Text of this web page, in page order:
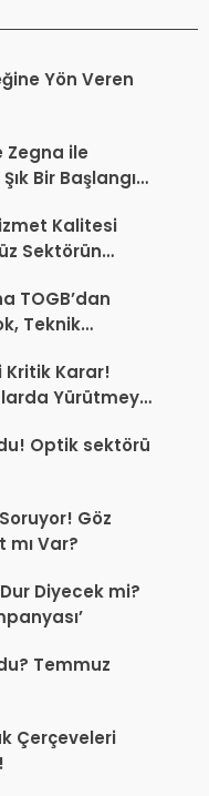
Yön Veren
Zegna ile
Bir Başlangıç
Kalitesi
Sektörün
TOGB’dan
Teknik
Kritik Karar!
Yürütmeyi
Optik sektörü
Göz
mı Var?
Diyecek mi?
Temmuz
Çerçeveleri